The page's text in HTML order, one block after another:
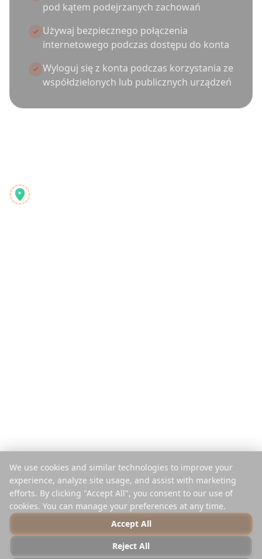
pod kątem podejrzanych zachowań
Używaj bezpiecznego połączenia
internetowego podczas dostępu do konta
Wyloguj się z konta podczas korzystania ze
współdzielonych lub publicznych urządzeń
Partnerzy
Kontakt
Polityka plików cookie
Zarządzaj plikami cookie
Nie sprzedawaj ani nie
udostępniaj
© 2025 Reelstrip.Wszelkie prawa zastrzeżone
We use cookies and similar technologies to improve your
experience, analyze site usage, and assist with marketing
efforts. By clicking "Accept All", you consent to our use of
cookies. You can manage your preferences at any time.
Accept All
Reject All